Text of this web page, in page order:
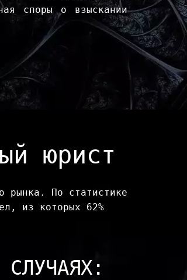
споры о взыскании
юрист
рынка. По статистике
из которых 62%
СЛУЧАЯХ: